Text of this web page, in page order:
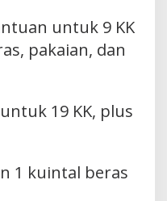
untuk 9 KK
pakaian, dan
19 KK, plus
1 kuintal beras